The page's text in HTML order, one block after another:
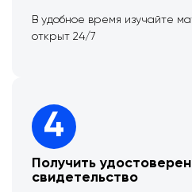
В удобное время изучайте
открыт 24/7
4
Получить
свидетельство